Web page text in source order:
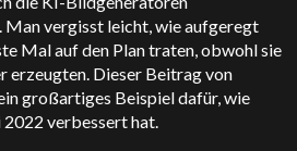
vergisst leicht, wie aufgeregt
Mal auf den Plan traten, obwohl sie
erzeugten. Dieser Beitrag von
großartiges Beispiel dafür, wie
verbessert hat.